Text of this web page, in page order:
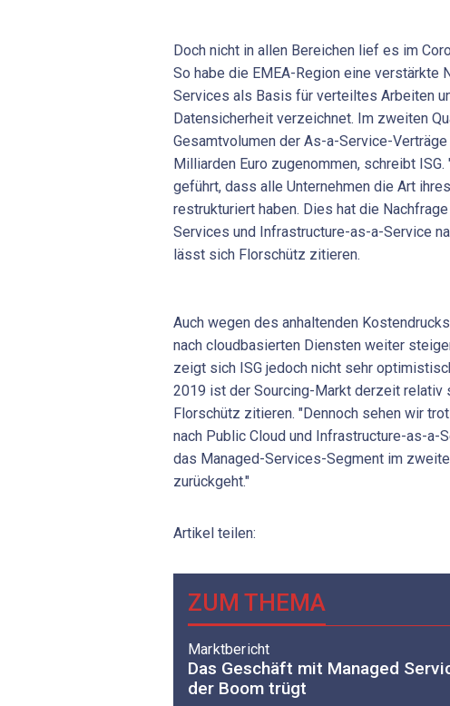
Doch nicht in allen Bereichen lief es im
So habe die EMEA-Region eine verstärkte
Services als Basis für verteiltes Arbeiten
Datensicherheit verzeichnet. Im zweiten
Gesamtvolumen der As-a-Service-
Milliarden Euro zugenommen, schreibt
geführt, dass alle Unternehmen die Art
restrukturiert haben. Dies hat die
Services und Infrastructure-as-a-Service
lässt sich Florschütz zitieren.
Auch wegen des anhaltenden
nach cloudbasierten Diensten weiter
zeigt sich ISG jedoch nicht sehr
2019 ist der Sourcing-Markt derzeit relativ
Florschütz zitieren. "Dennoch sehen wir
nach Public Cloud und Infrastructure-as-a-
das Managed-Services-Segment im
zurückgeht."
Artikel teilen:
ZUM THEMA
Marktbericht
Das Geschäft mit Managed
der Boom trügt